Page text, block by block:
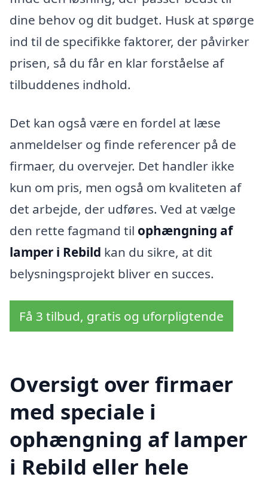
dine behov og dit budget. Husk at spørge
ind til de specifikke faktorer, der påvirker
prisen, så du får en klar forståelse af
tilbuddenes indhold.
Det kan også være en fordel at læse
anmeldelser og finde referencer på de
firmaer, du overvejer. Det handler ikke
kun om pris, men også om kvaliteten af
det arbejde, der udføres. Ved at vælge
den rette fagmand til ophængning af
lamper i Rebild kan du sikre, at dit
belysningsprojekt bliver en succes.
Få 3 tilbud, gratis og uforpligtende
Oversigt over firmaer
med speciale i
ophængning af lamper
i Rebild eller hele